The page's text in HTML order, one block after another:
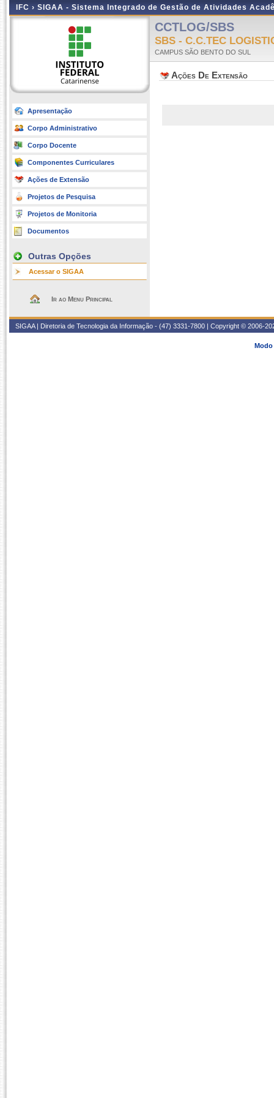
IFC › SIGAA - Sistema Integrado de Gestão de Atividades
Apresentação
Corpo Administrativo
Corpo Docente
Componentes Curriculares
Ações de Extensão
Projetos de Pesquisa
Projetos de Monitoria
Documentos
Outras Opções
Acessar o SIGAA
Ir ao Menu Principal
CCTLOG/SBS
SBS - C.C.TEC
CAMPUS SÃO BENTO DO SUL
Ações De Extensão
SIGAA | Diretoria de Tecnologia da Informação - (47) 3331-7800 | Copyright © 2006-
Modo